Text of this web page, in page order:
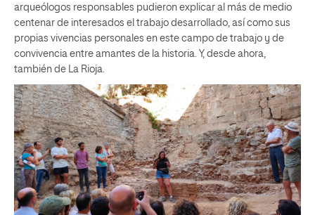
arqueólogos responsables pudieron explicar al más de medio
centenar de interesados el trabajo desarrollado, así como sus
propias vivencias personales en este campo de trabajo y de
convivencia entre amantes de la historia. Y, desde ahora,
también de La Rioja.